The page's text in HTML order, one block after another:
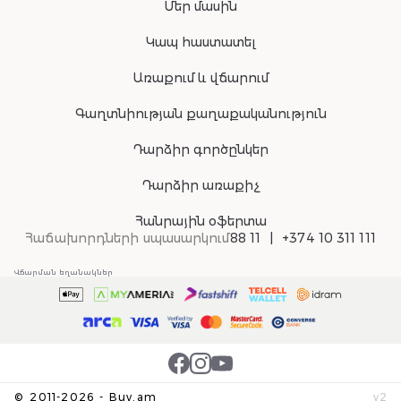
Մեր մասին
Կապ հաստատել
Առաքում և վճարում
Գաղտնիության քաղաքականություն
Դարձիր գործընկեր
Դարձիր առաքիչ
Հանրային օֆերտա
Հաճախորդների սպասարկում88 11 +374 10 311 111
© 2011-2026 - Buy.am v2
Վճարման եղանակներ